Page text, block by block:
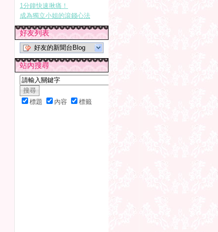
1分鐘快速揪痛！
成為獨立小姐的滾錢心法
好友列表
好友的新聞台Blog
站內搜尋
標題 內容 標籤